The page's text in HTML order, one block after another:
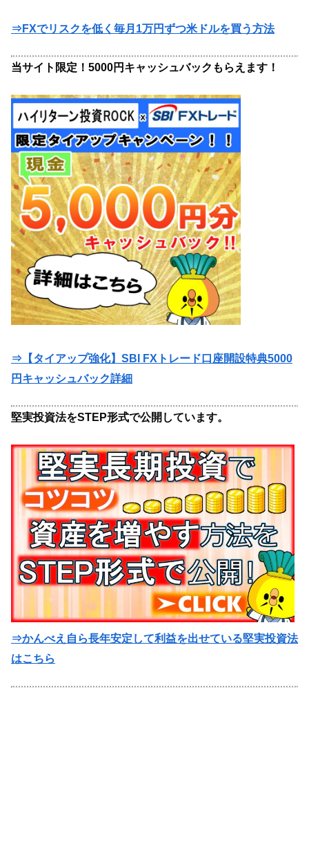
⇒FXでリスクを低く毎月1万円ずつ米ドルを買う方法
当サイト限定！5000円キャッシュバックもらえます！
⇒【タイアップ強化】SBI FXトレード口座開設特典5000
円キャッシュバック詳細
堅実投資法をSTEP形式で公開しています。
⇒かんべえ自ら長年安定して利益を出せている堅実投資法
はこちら